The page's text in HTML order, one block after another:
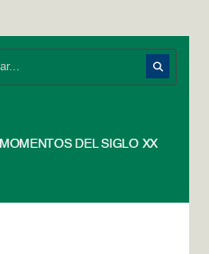
MOMENTOS DEL SIGLO XX